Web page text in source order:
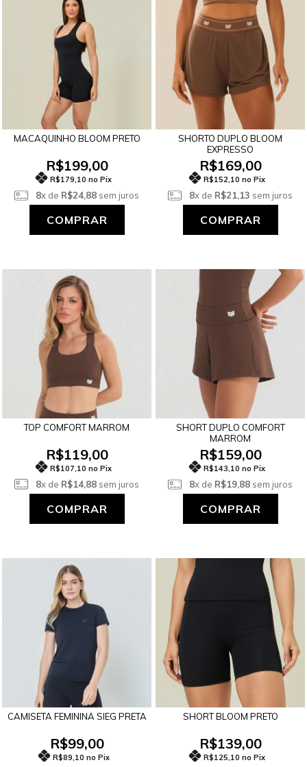
MACAQUINHO BLOOM PRETO
R$199,00
R$179,10 no Pix
8x de R$24,88sem juros
COMPRAR
SHORTO DUPLO BLOOM
EXPRESSO
R$169,00
R$152,10 no Pix
8x de R$21,13 sem juros
COMPRAR
TOP COMFORT MARROM
R$119,00
R$107,10 no Pix
8x de R$14,88sem juros
COMPRAR
SHORT DUPLO COMFORT
MARROM
R$159,00
R$143,10 no Pix
8x de R$19,88sem juros
COMPRAR
CAMISETA FEMININA SIEG PRETA
R$99,00
R$89,10 no Pix
SHORT BLOOM PRETO
R$139,00
R$125,10 no Pix